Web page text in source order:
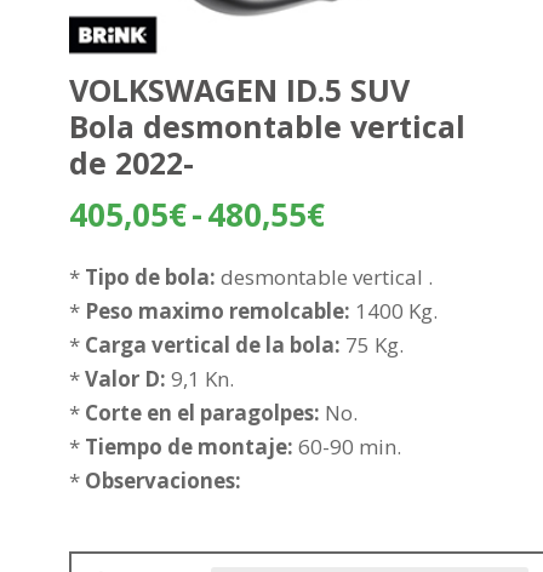
VOLKSWAGEN ID.5 SUV
Bola desmontable vertical
de 2022-
405,05€-480,55€Rango
precios:
desde
405,05€
480,55€
* Tipo de bola: desmontable vertical .
* Peso maximo remolcable: 1400 Kg.
* Carga vertical de la bola: 75 Kg.
*Valor D: 9,1 Kn.
* Corte en el paragolpes: No.
* Tiempo de montaje: 60-90 min.
* Observaciones: